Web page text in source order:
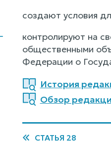
создают условия
контролируют на
общественными
Федерации о
История
Обзор
СТАТЬЯ 28